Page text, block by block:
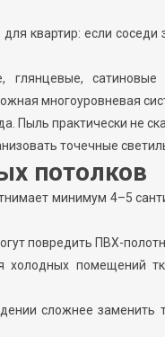
квартир: если
глянцевые,
многоуровневая
Пыль практически не
точечные
потолков
минимум 4–5
повредить ПВХ-
холодных помещений
сложнее заменить